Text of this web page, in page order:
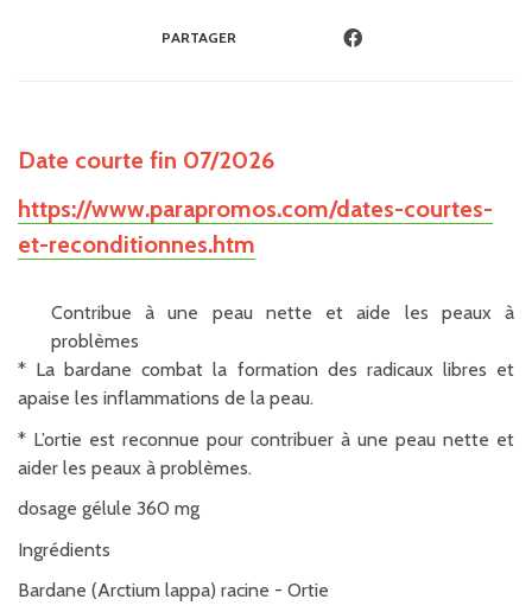
PARTAGER
Date courte fin 07/2026
https://www.parapromos.com/dates-courtes-
et-reconditionnes.htm
Contribue à une peau nette et aide les peaux à
problèmes
* La bardane combat la formation des radicaux libres et
apaise les inflammations de la peau.
* L’ortie est reconnue pour contribuer à une peau nette et
aider les peaux à problèmes.
dosage gélule 360 mg
Ingrédients
Bardane (Arctium lappa) racine - Ortie